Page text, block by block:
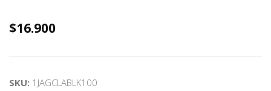
$16.900
SKU: 1JAGCLABLK100